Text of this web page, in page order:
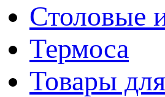
Столовые
Термоса
Товары